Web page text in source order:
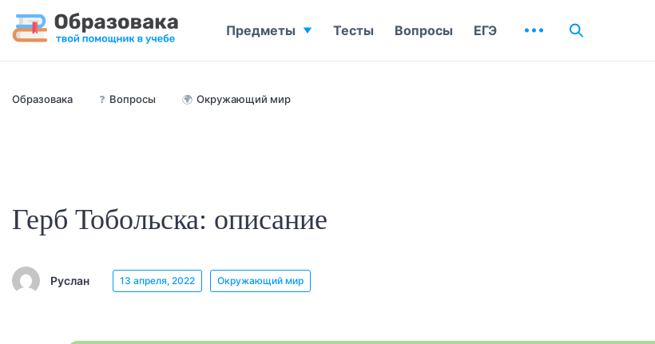
Образовака ❓ Вопросы 🌍 Окружающий мир
Герб Тобольска: описание
Руслан 13 апреля, 2022 Окружающий мир
Предметы Тесты Вопросы ЕГЭ